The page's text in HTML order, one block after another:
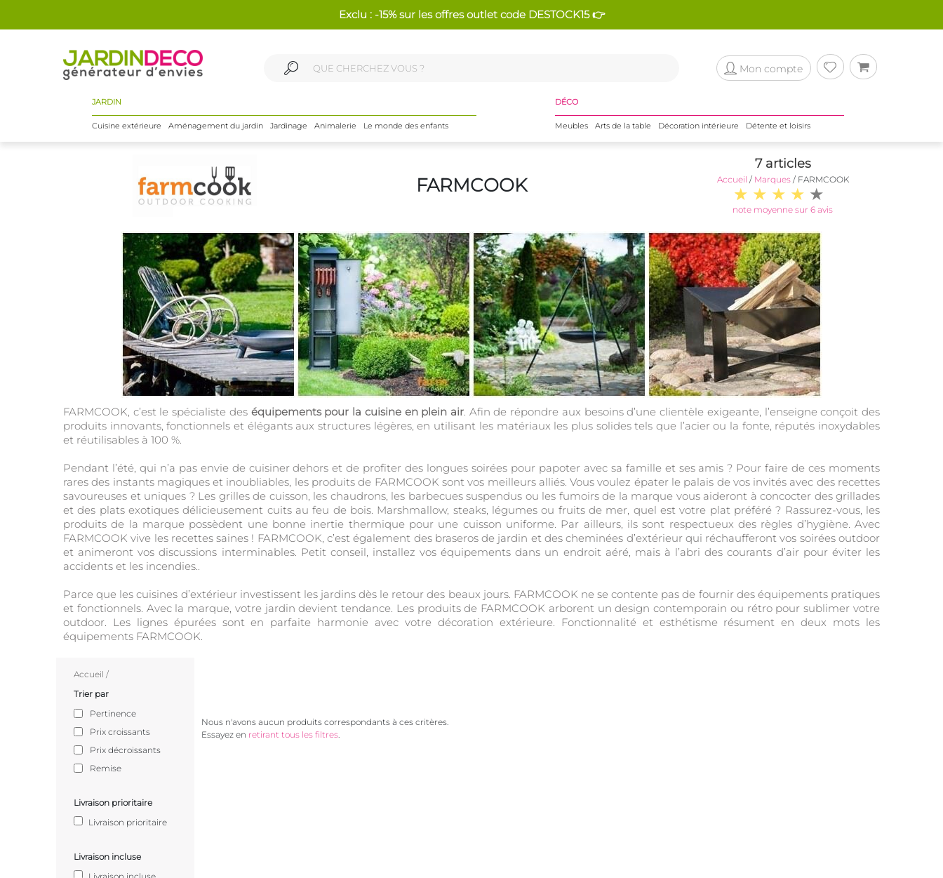
Exclu : -15% sur les offres outlet code DESTOCK15 👉
Mon compte
JARDIN
Cuisine extérieure Aménagement du jardin Jardinage Animalerie Le monde des enfants
DÉCO
Meubles Arts de la table Décoration intérieure Détente et loisirs
FARMCOOK
7 articles
Accueil / Marques/ FARMCOOK
note moyenne sur 6 avis
FARMCOOK, c’est le spécialiste des équipements pour la cuisine en plein air . Afin de répondre aux besoins d’une clientèle exigeante, l’enseigne conçoit des
produits innovants, fonctionnels et élégants aux structures légères, en utilisant les matériaux les plus solides tels que l’acier ou la fonte, réputés inoxydables
et réutilisables à 100 %.
Pendant l’été, qui n’a pas envie de cuisiner dehors et de profiter des longues soirées pour papoter avec sa famille et ses amis ? Pour faire de ces moments
rares des instants magiques et inoubliables, les produits de FARMCOOK sont vos meilleurs alliés. Vous voulez épater le palais de vos invités avec des recettes
savoureuses et uniques ? Les grilles de cuisson, les chaudrons, les barbecues suspendus ou les fumoirs de la marque vous aideront à concocter des grillades
et des plats exotiques délicieusement cuits au feu de bois. Marshmallow, steaks, légumes ou fruits de mer, quel est votre plat préféré ? Rassurez-vous, les
produits de la marque possèdent une bonne inertie thermique pour une cuisson uniforme. Par ailleurs, ils sont respectueux des règles d’hygiène. Avec
FARMCOOK vive les recettes saines ! FARMCOOK, c’est également des braseros de jardin et des cheminées d’extérieur qui réchaufferont vos soirées outdoor
et animeront vos discussions interminables. Petit conseil, installez vos équipements dans un endroit aéré, mais à l’abri des courants d’air pour éviter les
accidents et les incendies..
Parce que les cuisines d’extérieur investissent les jardins dès le retour des beaux jours. FARMCOOK ne se contente pas de fournir des équipements pratiques
et fonctionnels. Avec la marque, votre jardin devient tendance. Les produits de FARMCOOK arborent un design contemporain ou rétro pour sublimer votre
outdoor. Les lignes épurées sont en parfaite harmonie avec votre décoration extérieure. Fonctionnalité et esthétisme résument en deux mots les
équipements FARMCOOK.
Accueil /
Trier par
Pertinence
Prix croissants
Prix décroissants
Remise
Livraison prioritaire
Livraison prioritaire
Livraison incluse
Nous n'avons aucun produits correspondants à ces critères.
Essayez en retirant tous les filtres